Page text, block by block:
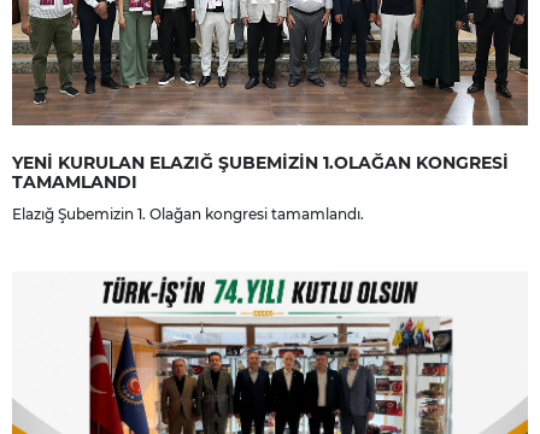
YENİ KURULAN ELAZIĞ ŞUBEMİZİN 1.OLAĞAN KONGRESİ
TAMAMLANDI
Elazığ Şubemizin 1. Olağan kongresi tamamlandı.